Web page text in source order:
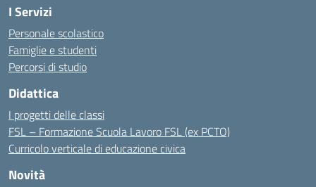
I Servizi
Personale scolastico
Famiglie e studenti
Percorsi di studio
Didattica
I progetti delle classi
FSL – Formazione Scuola Lavoro FSL (ex PCTO)
Curricolo verticale di educazione civica
Novità